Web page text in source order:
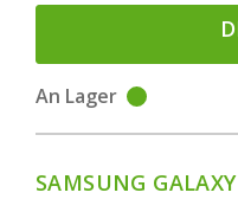
An Lager
SAMSUNG